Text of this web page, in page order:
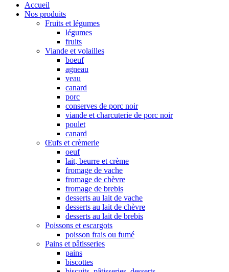
Accueil
Nos produits
Fruits et légumes
légumes
fruits
Viande et volailles
boeuf
agneau
veau
canard
porc
conserves de porc noir
viande et charcuterie de porc noir
poulet
canard
Œufs et crèmerie
oeuf
lait, beurre et crème
fromage de vache
fromage de chèvre
fromage de brebis
desserts au lait de vache
desserts au lait de chèvre
desserts au lait de brebis
Poissons et escargots
poisson frais ou fumé
Pains et pâtisseries
pains
biscottes